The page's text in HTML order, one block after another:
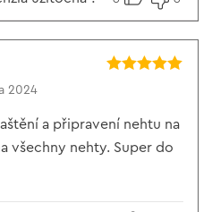
2024
a připravení nehtu na
všechny nehty. Super do